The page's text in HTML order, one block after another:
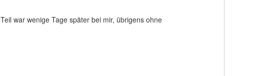
war wenige Tage später bei mir, übrigens ohne